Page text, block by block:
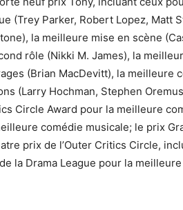
(Trey Parker, Robert Lopez, Matt
la meilleure mise en scène
rôle (Nikki M. James), la
(Brian MacDevitt), la meilleure
(Larry Hochman, Stephen
Circle Award pour la meilleure
comédie musicale; le prix
prix de l’Outer Critics Circle,
la Drama League pour la